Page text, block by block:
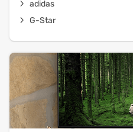
adidas
G-Star